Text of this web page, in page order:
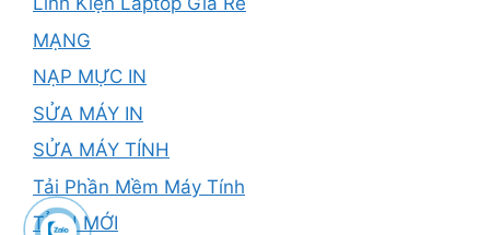
MẠNG
NẠP MỰC IN
SỬA MÁY IN
SỬA MÁY TÍNH
Tải Phần Mềm Máy Tính
TỈNH MỚI